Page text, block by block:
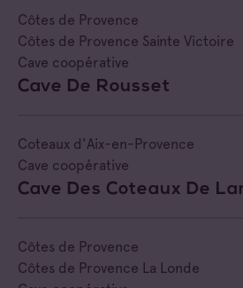
Côtes de Provence Fréjus
Côtes de Provence La Londe
Côtes de Provence Pierrefeu
Negociant
Négociant Etranger
Négociant Local
Côtes de Provence
Côtes de Provence Sainte Victoire
Cave coopérative
Cave De Rousset
Coteaux d'Aix-en-Provence
Cave coopérative
Cave Des Coteaux De
Côtes de Provence
Côtes de Provence La Londe